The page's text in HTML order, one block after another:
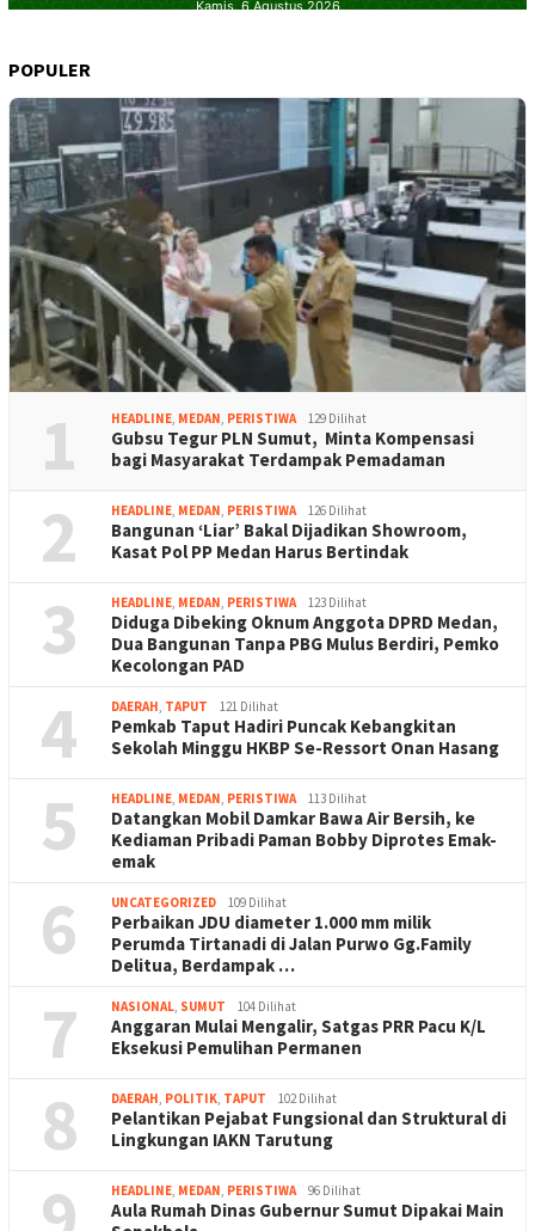
POPULER
1 HEADLINE, MEDAN, PERISTIWA 129 Dilihat
Gubsu Tegur PLN Sumut, Minta Kompensasi
bagi Masyarakat Terdampak Pemadaman
2 HEADLINE, MEDAN, PERISTIWA 126 Dilihat
Bangunan ‘Liar’ Bakal Dijadikan Showroom,
Kasat Pol PP Medan Harus Bertindak
3 HEADLINE, MEDAN, PERISTIWA 123 Dilihat
Diduga Dibeking Oknum Anggota DPRD Medan,
Dua Bangunan Tanpa PBG Mulus Berdiri, Pemko
Kecolongan PAD
4 DAERAH, TAPUT 121 Dilihat
Pemkab Taput Hadiri Puncak Kebangkitan
Sekolah Minggu HKBP Se-Ressort Onan Hasang
5 HEADLINE, MEDAN, PERISTIWA 113 Dilihat
Datangkan Mobil Damkar Bawa Air Bersih, ke
Kediaman Pribadi Paman Bobby Diprotes Emak-
emak
6 UNCATEGORIZED 109 Dilihat
Perbaikan JDU diameter 1.000 mm milik
Perumda Tirtanadi di Jalan Purwo Gg.Family
Delitua, Berdampak …
7 NASIONAL, SUMUT 104 Dilihat
Anggaran Mulai Mengalir, Satgas PRR Pacu K/L
Eksekusi Pemulihan Permanen
8 DAERAH, POLITIK, TAPUT 102 Dilihat
Pelantikan Pejabat Fungsional dan Struktural di
Lingkungan IAKN Tarutung
HEADLINE, MEDAN, PERISTIWA 96 Dilihat
Aula Rumah Dinas Gubernur Sumut Dipakai Main